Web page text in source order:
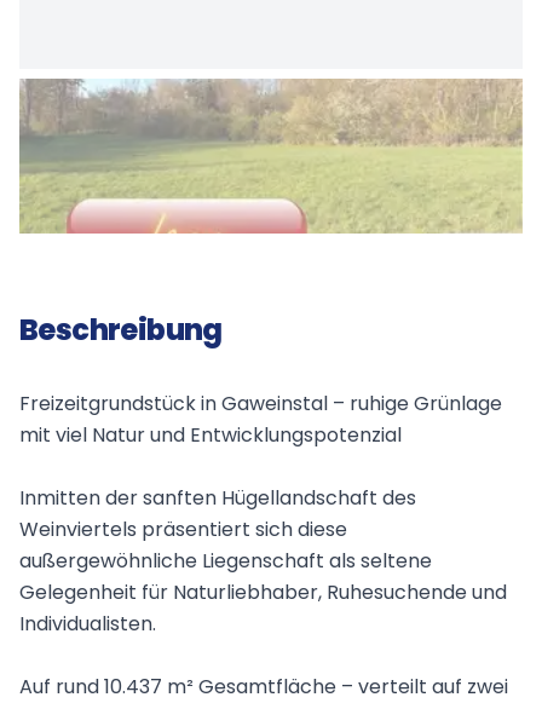
Beschreibung
Freizeitgrundstück in Gaweinstal – ruhige Grünlage
mit viel Natur und Entwicklungspotenzial
Inmitten der sanften Hügellandschaft des
Weinviertels präsentiert sich diese
außergewöhnliche Liegenschaft als seltene
Gelegenheit für Naturliebhaber, Ruhesuchende und
Individualisten.
Auf rund 10.437 m² Gesamtfläche – verteilt auf zwei